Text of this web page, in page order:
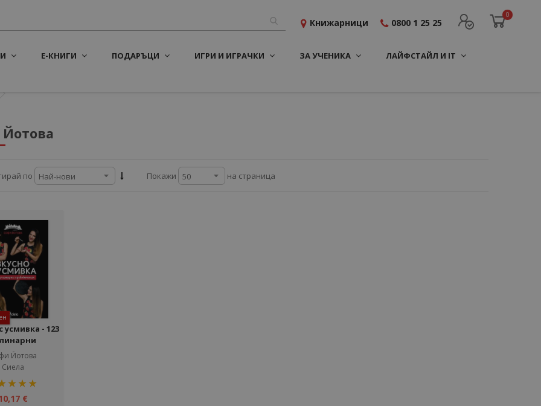
0
Книжарници 0800 1 25 25
Е-КНИГИ ПОДАРЪЦИ ИГРИ И ИГРАЧКИ ЗА УЧЕНИКА ЛАЙФСТАЙЛ И IT
по Покажи на страница
усмивка - 123
Йотова
Сиела
€